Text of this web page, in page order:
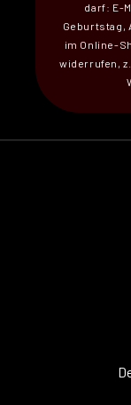
darf: E-
Geburtstag,
im Online-
widerrufen,